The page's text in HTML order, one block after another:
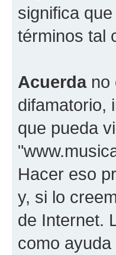
significa que
términos tal
Acuerdano
difamatorio,
que pueda
Hacer eso
y, si lo
de Internet.
como